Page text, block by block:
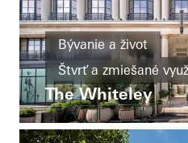
Bývanie a život
Štvrť a zmiešané
Rekonštrukcia
Energetická
The Whiteley